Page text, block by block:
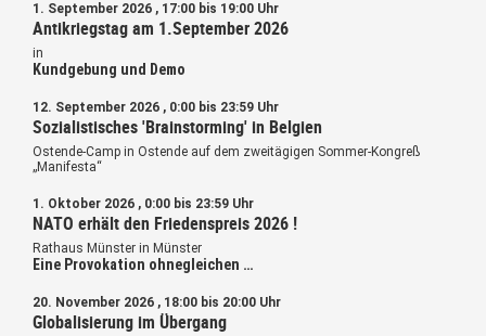
1. September 2026 , 17:00 bis 19:00 Uhr
Antikriegstag am 1.September 2026
in
Kundgebung und Demo
12. September 2026 , 0:00 bis 23:59 Uhr
Sozialistisches 'Brainstorming' in Belgien
Ostende-Camp in Ostende auf dem zweitägigen Sommer-Kongreß
„Manifesta“
1. Oktober 2026 , 0:00 bis 23:59 Uhr
NATO erhält den Friedenspreis 2026 !
Rathaus Münster in Münster
Eine Provokation ohnegleichen …
20. November 2026 , 18:00 bis 20:00 Uhr
Globalisierung im Übergang